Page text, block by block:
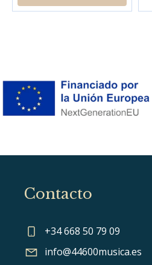
Contacto
+34 668 50 79 09
info@44600musica.es